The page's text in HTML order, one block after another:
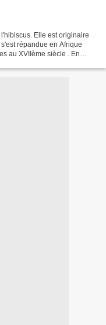
Elle est originaire
répandue en Afrique
au XVIIème siècle . En